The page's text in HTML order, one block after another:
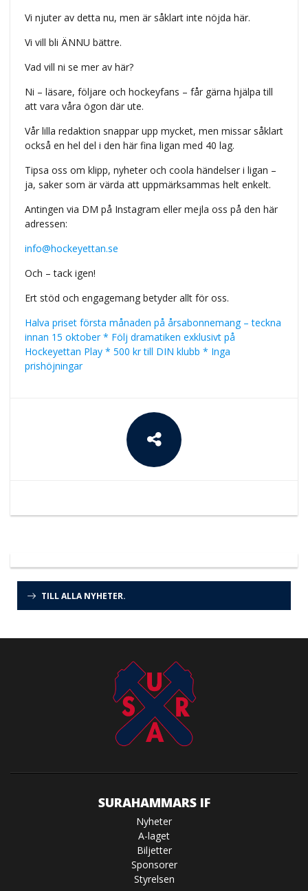
Vi njuter av detta nu, men är såklart inte nöjda här.
Vi vill bli ÄNNU bättre.
Vad vill ni se mer av här?
Ni – läsare, följare och hockeyfans – får gärna hjälpa till
att vara våra ögon där ute.
Vår lilla redaktion snappar upp mycket, men missar såklart
också en hel del i den här fina ligan med 40 lag.
Tipsa oss om klipp, nyheter och coola händelser i ligan –
ja, saker som är värda att uppmärksammas helt enkelt.
Antingen via DM på Instagram eller mejla oss på den här
adressen:
info@hockeyettan.se
Och – tack igen!
Ert stöd och engagemang betyder allt för oss.
Halva priset första månaden på årsabonnemang – teckna
innan 15 oktober * Följ dramatiken exklusivt på
Hockeyettan Play * 500 kr till DIN klubb * Inga
prishöjningar
TILL ALLA NYHETER.
SURAHAMMARS IF
Nyheter
A-laget
Biljetter
Sponsorer
Styrelsen